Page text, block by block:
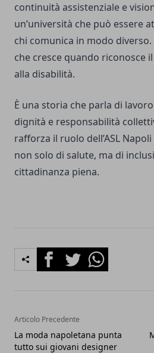
continuità assistenziale e
un’università che può essere
chi comunica in modo
che cresce quando riconosce
alla disabilità.
È una storia che parla di
dignità e responsabilità
rafforza il ruolo dell’ASL
non solo di salute, ma di
cittadinanza piena.
FacebookTwitterWhatsapp
Articolo Precedente
La moda napoletana punta
tutto sui giovani designer